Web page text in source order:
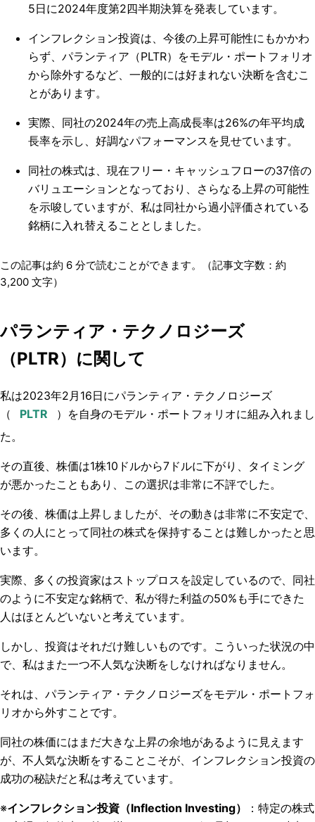
5日に2024年度第2四半期決算を発表しています。
インフレクション投資は、今後の上昇可能性にもかかわ
らず、パランティア（PLTR）をモデル・ポートフォリオ
から除外するなど、一般的には好まれない決断を含むこ
とがあります。
実際、同社の2024年の売上高成長率は26%の年平均成
長率を示し、好調なパフォーマンスを見せています。
同社の株式は、現在フリー・キャッシュフローの37倍の
バリュエーションとなっており、さらなる上昇の可能性
を示唆していますが、私は同社から過小評価されている
銘柄に入れ替えることとしました。
この記事は約 6 分で読むことができます。（記事文字数：約
3,200 文字）
パランティア・テクノロジーズ
（PLTR）に関して
私は2023年2月16日にパランティア・テクノロジーズ
（
）を自身のモデル・ポートフォリオに組み入れまし
た。
その直後、株価は1株10ドルから7ドルに下がり、タイミング
が悪かったこともあり、この選択は非常に不評でした。
その後、株価は上昇しましたが、その動きは非常に不安定で、
多くの人にとって同社の株式を保持することは難しかったと思
います。
実際、多くの投資家はストップロスを設定しているので、同社
のように不安定な銘柄で、私が得た利益の50%も手にできた
人はほとんどいないと考えています。
しかし、投資はそれだけ難しいものです。こういった状況の中
で、私はまた一つ不人気な決断をしなければなりません。
それは、パランティア・テクノロジーズをモデル・ポートフォ
リオから外すことです。
同社の株価にはまだ大きな上昇の余地があるように見えます
が、不人気な決断をすることこそが、インフレクション投資の
成功の秘訣だと私は考えています。
※インフレクション投資（Inflection Investing）
：特定の株式